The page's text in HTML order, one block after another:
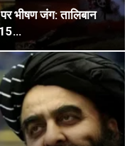
भीषण जंग: तालिबान
15…